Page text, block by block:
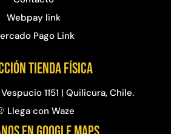
Webpay link
Pago Link
Tienda física
1151 | Quilicura, Chile.
Llega con Waze